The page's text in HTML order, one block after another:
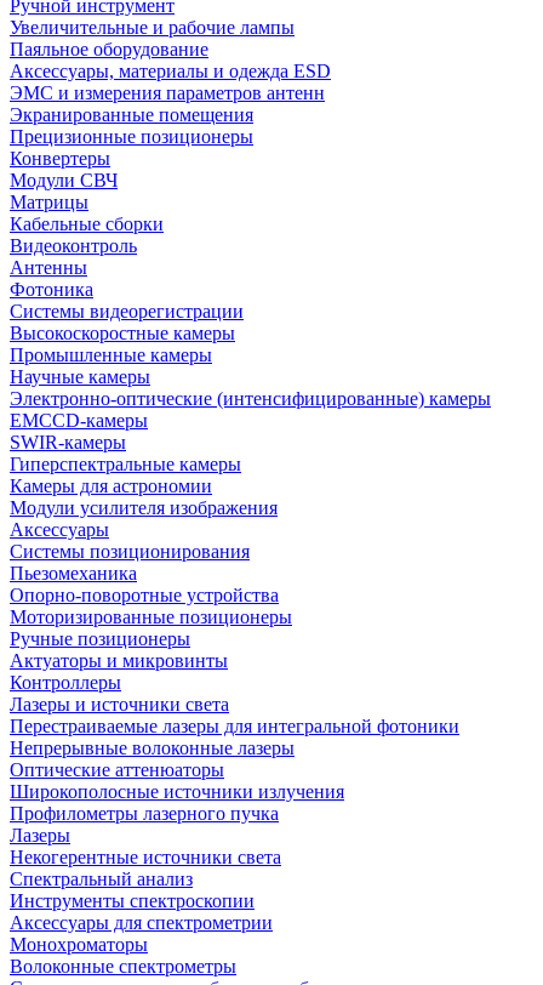
Ручной инструмент
Увеличительные и рабочие лампы
Паяльное оборудование
Аксессуары, материалы и одежда ESD
ЭМС и измерения параметров антенн
Экранированные помещения
Прецизионные позиционеры
Конвертеры
Модули СВЧ
Матрицы
Кабельные сборки
Видеоконтроль
Антенны
Фотоника
Cистемы видеорегистрации
Высокоскоростные камеры
Промышленные камеры
Научные камеры
Электронно-оптические (интенсифицированные) камеры
EMCCD-камеры
SWIR-камеры
Гиперспектральные камеры
Камеры для астрономии
Модули усилителя изображения
Аксессуары
Системы позиционирования
Пьезомеханика
Опорно-поворотные устройства
Моторизированные позиционеры
Ручные позиционеры
Актуаторы и микровинты
Контроллеры
Лазеры и источники света
Перестраиваемые лазеры для интегральной фотоники
Непрерывные волоконные лазеры
Оптические аттенюаторы
Широкополосные источники излучения
Профилометры лазерного пучка
Лазеры
Некогерентные источники света
Спектральный анализ
Инструменты спектроскопии
Аксессуары для спектрометрии
Монохроматоры
Волоконные спектрометры